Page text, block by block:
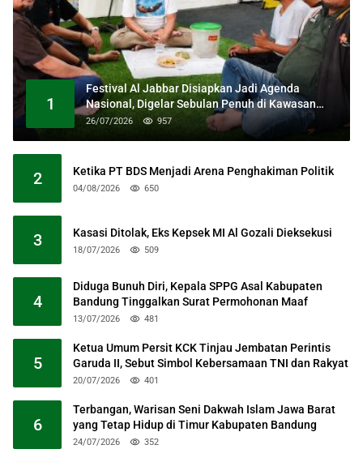
1
Festival Al Jabbar Disiapkan Jadi Agenda
Nasional, Digelar Sebulan Penuh di Kawasan
Masjid Raya Al Jabbar
26/07/2026 957
2 Ketika PT BDS Menjadi Arena Penghakiman Politik
04/08/2026 650
3 Kasasi Ditolak, Eks Kepsek MI Al Gozali Dieksekusi
18/07/2026 509
4
Diduga Bunuh Diri, Kepala SPPG Asal Kabupaten
Bandung Tinggalkan Surat Permohonan Maaf
13/07/2026 481
5
Ketua Umum Persit KCK Tinjau Jembatan Perintis
Garuda II, Sebut Simbol Kebersamaan TNI dan Rakyat
20/07/2026 401
6
Terbangan, Warisan Seni Dakwah Islam Jawa Barat
yang Tetap Hidup di Timur Kabupaten Bandung
24/07/2026 352